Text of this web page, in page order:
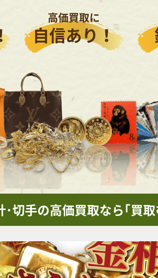
高価買取に
自信あり！
･切手の高価買取なら｢買